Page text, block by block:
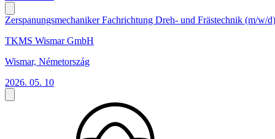
Zerspanungsmechaniker Fachrichtung Dreh- und Frästechnik (m/w/d)
TKMS Wismar GmbH
Wismar, Németország
2026. 05. 10